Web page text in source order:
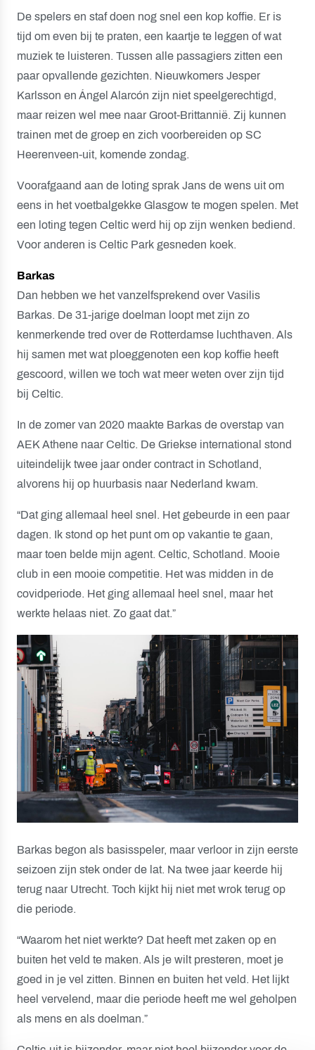
De spelers en staf doen nog snel een kop koffie. Er is
tijd om even bij te praten, een kaartje te leggen of wat
muziek te luisteren. Tussen alle passagiers zitten een
paar opvallende gezichten. Nieuwkomers Jesper
Karlsson en Ángel Alarcón zijn niet speelgerechtigd,
maar reizen wel mee naar Groot-Brittannië. Zij kunnen
trainen met de groep en zich voorbereiden op SC
Heerenveen-uit, komende zondag.
Voorafgaand aan de loting sprak Jans de wens uit om
eens in het voetbalgekke Glasgow te mogen spelen. Met
een loting tegen Celtic werd hij op zijn wenken bediend.
Voor anderen is Celtic Park gesneden koek.
Barkas
Dan hebben we het vanzelfsprekend over Vasilis
Barkas. De 31-jarige doelman loopt met zijn zo
kenmerkende tred over de Rotterdamse luchthaven. Als
hij samen met wat ploeggenoten een kop koffie heeft
gescoord, willen we toch wat meer weten over zijn tijd
bij Celtic.
In de zomer van 2020 maakte Barkas de overstap van
AEK Athene naar Celtic. De Griekse international stond
uiteindelijk twee jaar onder contract in Schotland,
alvorens hij op huurbasis naar Nederland kwam.
“Dat ging allemaal heel snel. Het gebeurde in een paar
dagen. Ik stond op het punt om op vakantie te gaan,
maar toen belde mijn agent. Celtic, Schotland. Mooie
club in een mooie competitie. Het was midden in de
covidperiode. Het ging allemaal heel snel, maar het
werkte helaas niet. Zo gaat dat.”
Barkas begon als basisspeler, maar verloor in zijn eerste
seizoen zijn stek onder de lat. Na twee jaar keerde hij
terug naar Utrecht. Toch kijkt hij niet met wrok terug op
die periode.
“Waarom het niet werkte? Dat heeft met zaken op en
buiten het veld te maken. Als je wilt presteren, moet je
goed in je vel zitten. Binnen en buiten het veld. Het lijkt
heel vervelend, maar die periode heeft me wel geholpen
als mens en als doelman.”